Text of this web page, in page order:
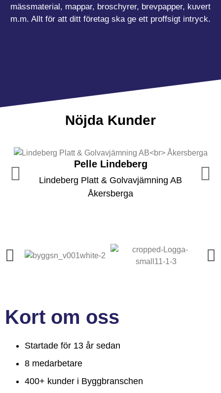
mässmaterial, mappar, broschyrer, brevpapper, kuvert
m.m. Allt för att ditt företag ska ge ett proffsigt intryck.
Nöjda Kunder
Pelle Lindeberg
Lindeberg Platt & Golvavjämning AB
Åkersberga
Kort om oss
Startade för 13 år sedan
8 medarbetare
400+ kunder i Byggbranschen